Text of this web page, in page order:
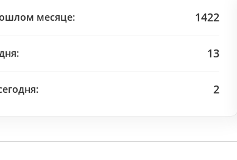
месяце: 1422
13
2